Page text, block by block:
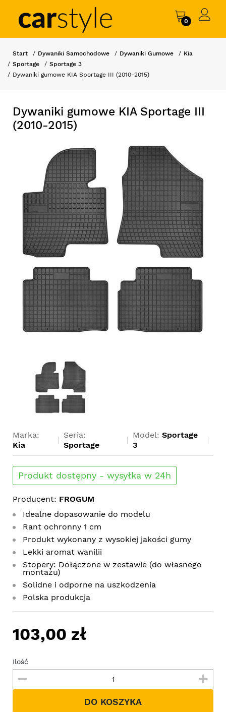
0
Start Dywaniki Samochodowe Dywaniki Gumowe
Kia
Sportage
Sportage 3
Dywaniki gumowe KIA Sportage III (2010-2015)
Dywaniki gumowe KIA Sportage III
(2010-2015)
Marka:
Kia
Seria:
Sportage
Model: Sportage
3
Produkt dostępny - wysyłka w 24h
Producent: FROGUM
Idealne dopasowanie do modelu
Rant ochronny 1 cm
Produkt wykonany z wysokiej jakości gumy
Lekki aromat wanilii
Stopery: Dołączone w zestawie (do własnego
montażu)
Solidne i odporne na uszkodzenia
Polska produkcja
103,00 zł
Ilość
DO KOSZYKA